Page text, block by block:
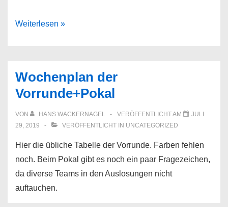
Woche
Weiterlesen »
Wochenplan der
Vorrunde+Pokal
VON HANS WACKERNAGEL VERÖFFENTLICHT AM
JULI
29, 2019
VERÖFFENTLICHT IN UNCATEGORIZED
Hier die übliche Tabelle der Vorrunde. Farben fehlen
noch. Beim Pokal gibt es noch ein paar Fragezeichen,
da diverse Teams in den Auslosungen nicht
auftauchen.